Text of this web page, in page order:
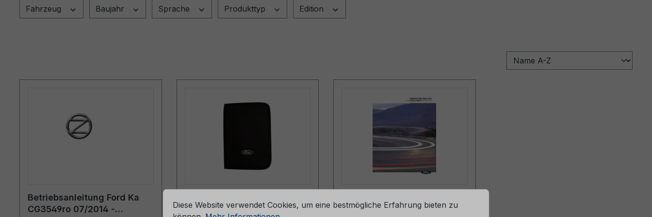
Fahrzeug Baujahr Sprache Produkttyp Edition
Betriebsanleitung Ford Ka
CG3549ro 07/2014 -
6M51-7057-BA
06/2024 - Rumänien
Cookie-Voreinstellungen
Mehr Informationen ...
Diese Website verwendet Cookies, um eine bestmögliche Erfahrung bieten zu